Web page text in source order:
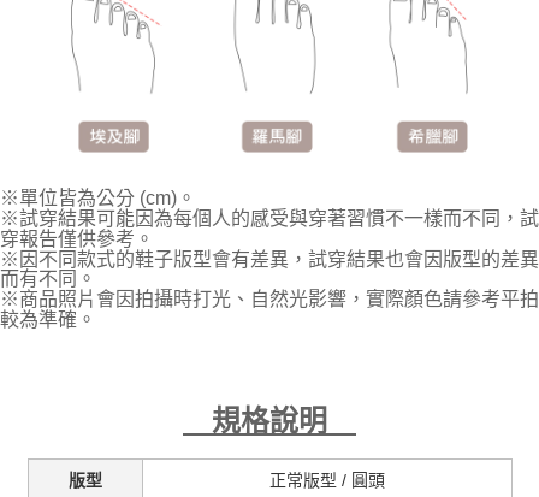
※單位皆為公分 (cm)。
※試穿結果可能因為每個人的感受與穿著習慣不一樣而不同，試
穿報告僅供參考。
※因不同款式的鞋子版型會有差異，試穿結果也會因版型的差異
而有不同。
※商品照片會因拍攝時打光、自然光影響，實際顏色請參考平拍
較為準確。
規格說明
版型 正常版型 / 圓頭